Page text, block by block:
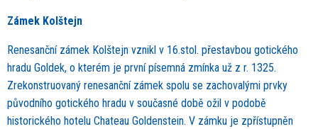
Zámek Kolštejn
Renesanční zámek Kolštejn vznikl v 16.stol. přestavbou gotického
hradu Goldek, o kterém je první písemná zmínka už z r. 1325.
Zrekonstruovaný renesanční zámek spolu se zachovalými prvky
původního gotického hradu v současné době ožil v podobě
historického hotelu Chateau Goldenstein. V zámku je zpřístupněn